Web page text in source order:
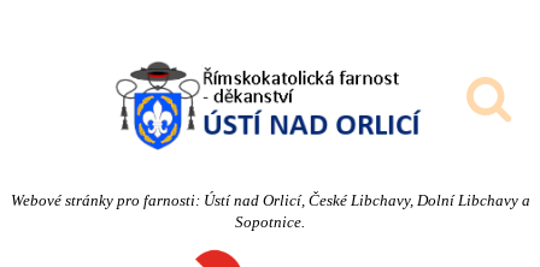
Webové stránky pro farnosti: Ústí nad Orlicí, České Libchavy, Dolní Libchavy a
Sopotnice.